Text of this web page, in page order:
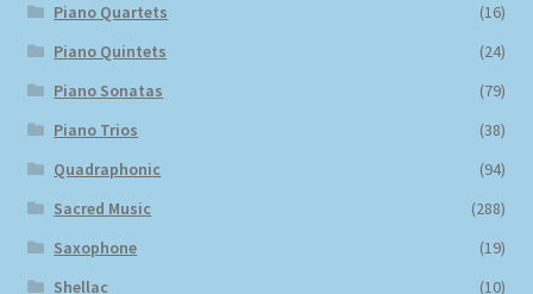
Piano Quartets
(16)
Piano Quintets
(24)
Piano Sonatas
(79)
Piano Trios
(38)
Quadraphonic
(94)
Sacred Music
(288)
Saxophone
(19)
Shellac
(10)